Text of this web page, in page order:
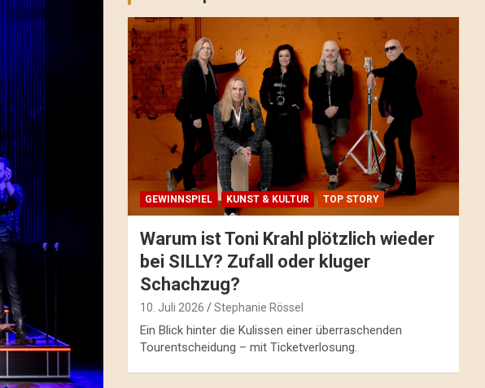
GEWINNSPIEL KUNST & KULTUR TOP STORY
Warum ist Toni Krahl plötzlich wieder
bei SILLY? Zufall oder kluger
Schachzug?
10. Juli 2026 Stephanie Rössel
Ein Blick hinter die Kulissen einer überraschenden
Tourentscheidung – mit Ticketverlosung.